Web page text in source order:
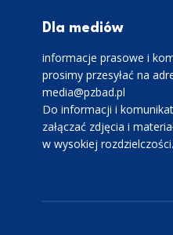
Dla mediów
informacje prasowe i
prosimy przesyłać na
media@pzbad.pl
Do informacji i
załączać zdjęcia i
w wysokiej rozdzielczości.